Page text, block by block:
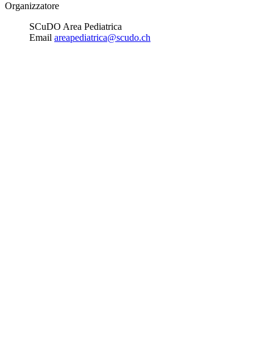
Organizzatore
SCuDO Area Pediatrica
Email areapediatrica@scudo.ch